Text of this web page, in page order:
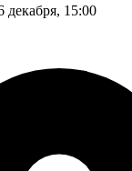
декабря, 15:00